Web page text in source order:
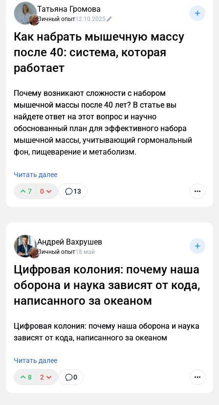
После 40 лет мужскому организму нужен особый
подход к похудению. Узнайте, как преодолеть
возрастные изменения, сохранить мышечную
научно обоснованной стратегии тренировок и
питания для мужчин.
Татьяна Громова
Личный опыт12.10.2025
Как набрать мышечную массу
после 40: система, которая
работает
Почему возникают сложности с набором
мышечной массы после 40 лет? В статье вы
найдете ответ на этот вопрос и научно
обоснованный план для эффективного набора
мышечной массы, учитывающий гормональный
фон, пищеварение и метаболизм.
Читать далее
7 0 13
Андрей Вахрушев
Личный опыт18 май
Цифровая колония: почему наша
оборона и наука зависят от кода,
написанного за океаном
Цифровая колония: почему наша оборона и наука
зависят от кода, написанного за океаном
Читать далее
8 2 0